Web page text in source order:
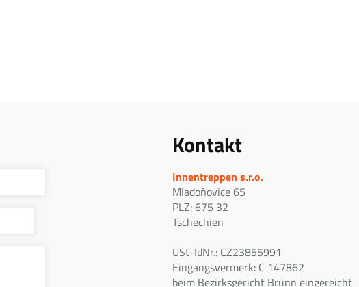
Kontakt
Innentreppen s.r.o.
Mladoňovice 65
PLZ: 675 32
Tschechien
USt-IdNr.: CZ23855991
Eingangsvermerk: C 147862
beim Bezirksgericht Brünn eingereicht